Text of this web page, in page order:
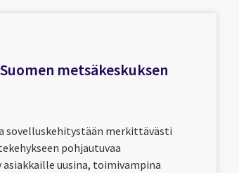
metsäkeskuksen
sovelluskehitystään merkittävästi
pohjautuvaa
uusina, toimivampina